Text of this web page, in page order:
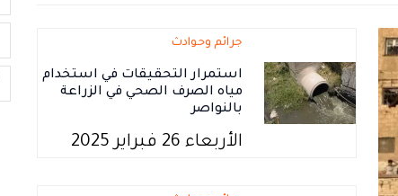
جرائم وحوادث
استمرار التحقيقات في استخدام
مياه الصرف الصحي في الزراعة
بالنواصر
الأربعاء 26 فبراير 2025